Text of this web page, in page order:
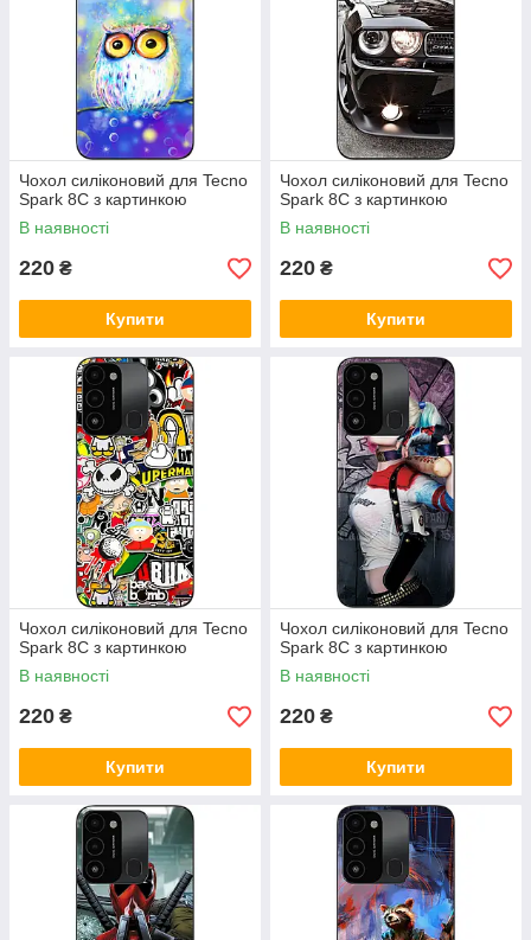
Чохол силіконовий для Tecno
Spark 8C з картинкою
В наявності
220 ₴
Купити
Чохол силіконовий для Tecno
Spark 8C з картинкою
В наявності
220 ₴
Купити
Чохол силіконовий для Tecno
Spark 8C з картинкою
В наявності
220 ₴
Купити
Чохол силіконовий для Tecno
Spark 8C з картинкою
В наявності
220 ₴
Купити